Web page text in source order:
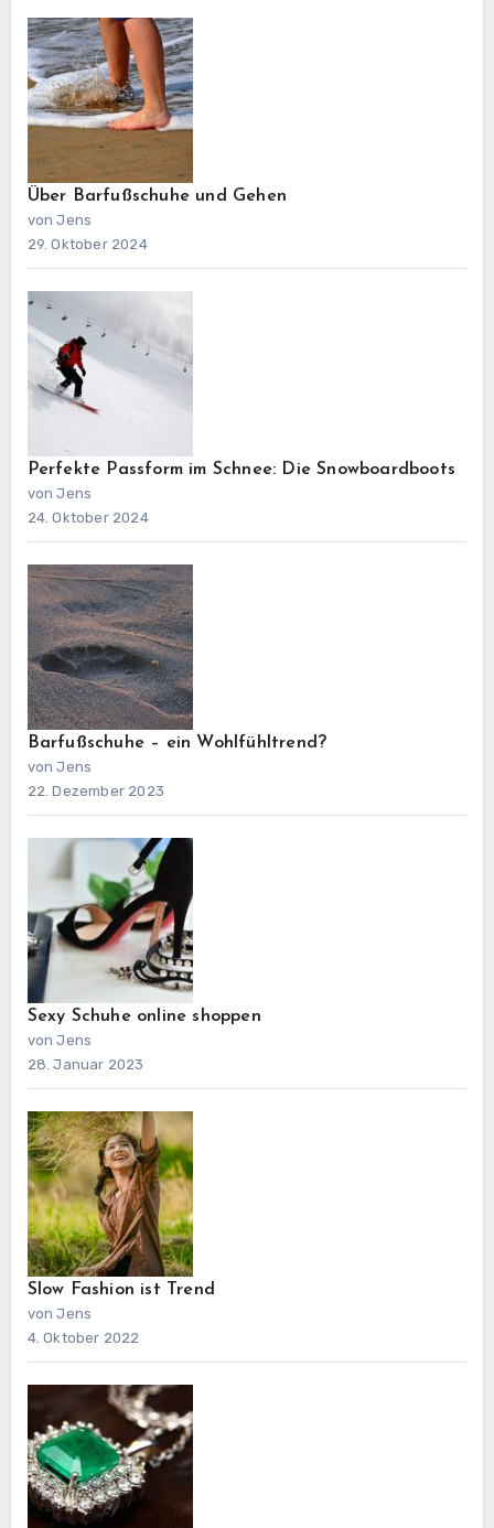
Über Barfußschuhe und Gehen
von Jens
29. Oktober 2024
Perfekte Passform im Schnee: Die Snowboardboots
von Jens
24. Oktober 2024
Barfußschuhe – ein Wohlfühltrend?
von Jens
22. Dezember 2023
Sexy Schuhe online shoppen
von Jens
28. Januar 2023
Slow Fashion ist Trend
von Jens
4. Oktober 2022